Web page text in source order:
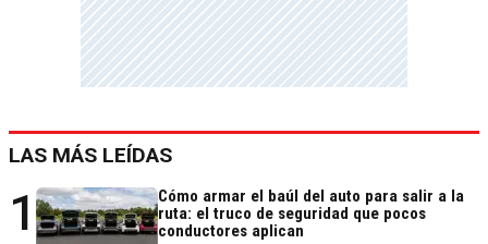
LAS MÁS LEÍDAS
1
Cómo armar el baúl del auto para salir a la
ruta: el truco de seguridad que pocos
conductores aplican